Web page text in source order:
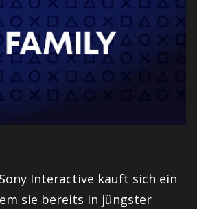
Interactive kauft sich ein
sie bereits in jüngster